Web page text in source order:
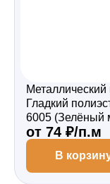
Дача и
Металлический
Гладкий
6005 (Зелёный
1500*87*0,45
Прямой
от 74 ₽/п.м
В